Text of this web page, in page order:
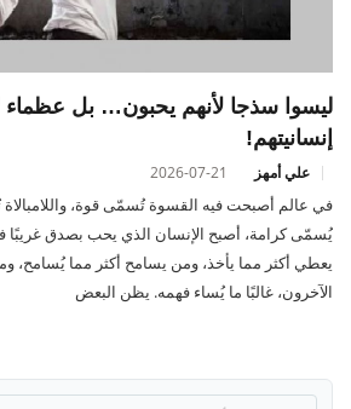
ليسوا سذجا لأنهم يحبون… بل عظماء
إنسانيتهم!
علي أمهز 2026-07-21
في عالم أصبحت فيه القسوة تُسمّى قوة، واللامبالاة
يُسمّى كرامة، أصبح الإنسان الذي يحب بصدق غريبًا
يعطي أكثر مما يأخذ، ومن يسامح أكثر مما يُسامح،
الآخرون، غالبًا ما يُساء فهمه. يظن البعض